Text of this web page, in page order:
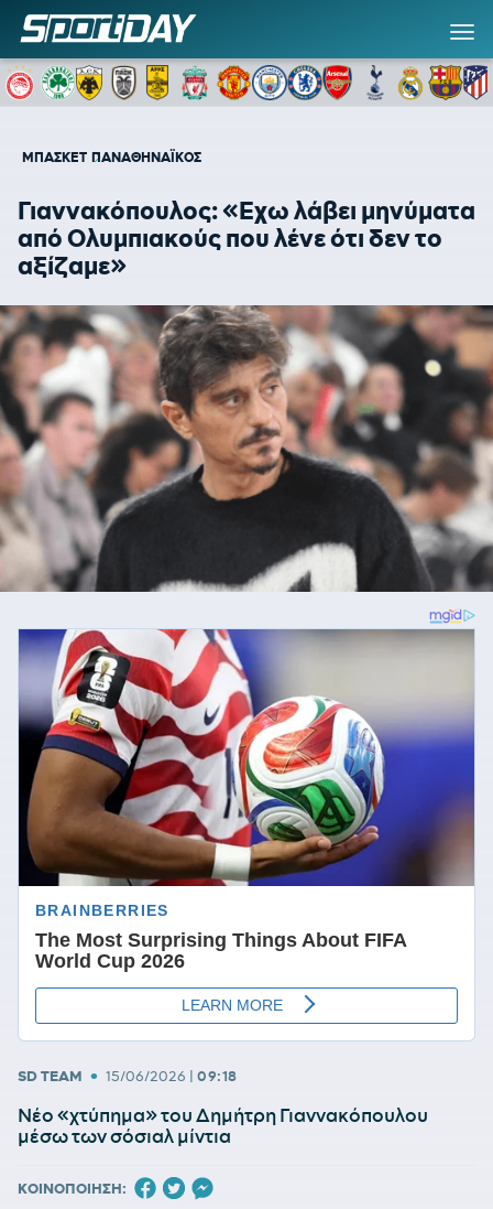
ΜΠΑΣΚΕΤ ΠΑΝΑΘΗΝΑΪΚΟΣ
Γιαννακόπουλος: «Εχω λάβει μηνύματα
από Ολυμπιακούς που λένε ότι δεν το
αξίζαμε»
SD TEAM • 15/06/2026 | 09:18
Νέο «χτύπημα» του Δημήτρη Γιαννακόπουλου
μέσω των σόσιαλ μίντια
ΚΟΙΝΟΠΟΙΗΣΗ: